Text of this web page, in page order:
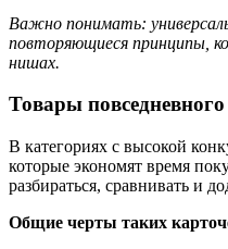
Важно понимать:
повторяющиеся принципы,
нишах.
Товары
В категориях с высокой
которые экономят время
разбираться, сравнивать и
Общие черты таких